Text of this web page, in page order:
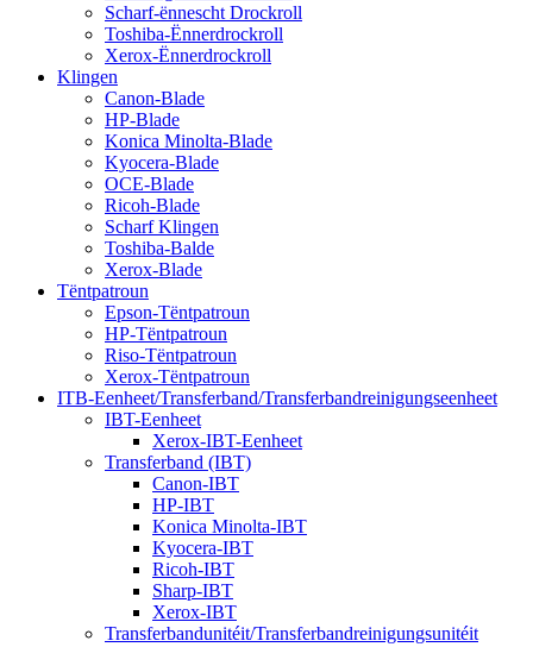
Scharf-ënnescht Drockroll
Toshiba-Ënnerdrockroll
Xerox-Ënnerdrockroll
Klingen
Canon-Blade
HP-Blade
Konica Minolta-Blade
Kyocera-Blade
OCE-Blade
Ricoh-Blade
Scharf Klingen
Toshiba-Balde
Xerox-Blade
Tëntpatroun
Epson-Tëntpatroun
HP-Tëntpatroun
Riso-Tëntpatroun
Xerox-Tëntpatroun
ITB-Eenheet/Transferband/Transferbandreinigungseenheet
IBT-Eenheet
Xerox-IBT-Eenheet
Transferband (IBT)
Canon-IBT
HP-IBT
Konica Minolta-IBT
Kyocera-IBT
Ricoh-IBT
Sharp-IBT
Xerox-IBT
Transferbandunitéit/Transferbandreinigungsunitéit